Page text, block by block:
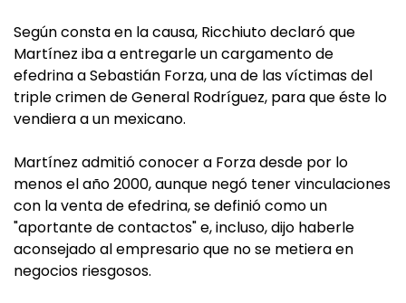
Según consta en la causa, Ricchiuto declaró que
Martínez iba a entregarle un cargamento de
efedrina a Sebastián Forza, una de las víctimas del
triple crimen de General Rodríguez, para que éste lo
vendiera a un mexicano.
Martínez admitió conocer a Forza desde por lo
menos el año 2000, aunque negó tener vinculaciones
con la venta de efedrina, se definió como un
"aportante de contactos" e, incluso, dijo haberle
aconsejado al empresario que no se metiera en
negocios riesgosos.